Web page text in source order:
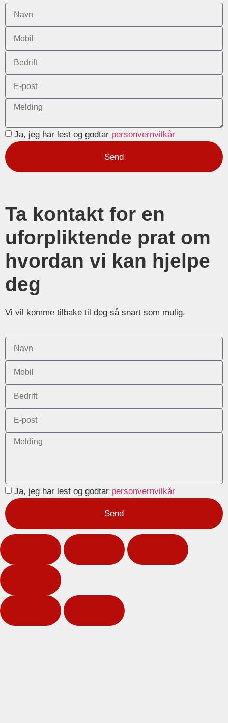
Ja, jeg har lest og godtar personvernvilkår
Send
Ta kontakt for en
uforpliktende prat om
hvordan vi kan hjelpe
deg
Vi vil komme tilbake til deg så snart som mulig.
Ja, jeg har lest og godtar personvernvilkår
Send